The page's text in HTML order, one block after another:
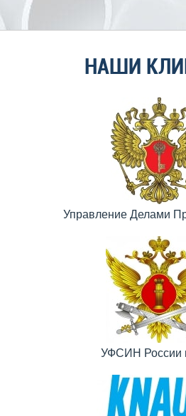
НАШИ
Управление Делами
УФСИН России